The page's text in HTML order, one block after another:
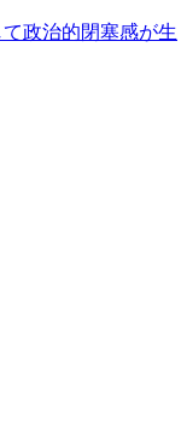
政治的閉塞感が生